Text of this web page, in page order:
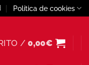
Política de cookies
/0,00€